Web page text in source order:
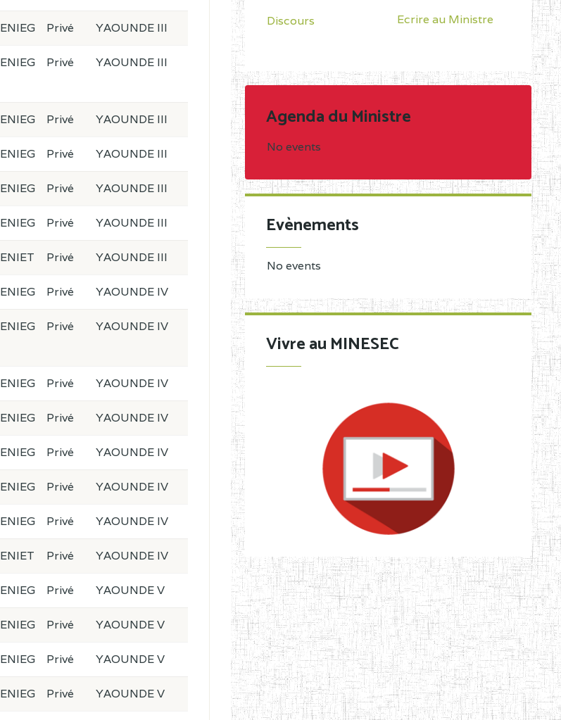
ENIEG Privé YAOUNDE III
ENIEG Privé YAOUNDE III
ENIEG Privé YAOUNDE III
ENIEG Privé YAOUNDE III
ENIEG Privé YAOUNDE III
ENIEG Privé YAOUNDE III
ENIET Privé YAOUNDE III
ENIEG Privé YAOUNDE IV
ENIEG Privé YAOUNDE IV
ENIEG Privé YAOUNDE IV
ENIEG Privé YAOUNDE IV
ENIEG Privé YAOUNDE IV
ENIEG Privé YAOUNDE IV
ENIEG Privé YAOUNDE IV
ENIET Privé YAOUNDE IV
ENIEG Privé YAOUNDE V
ENIEG Privé YAOUNDE V
ENIEG Privé YAOUNDE V
ENIEG Privé YAOUNDE V
Discours Ecrire au Ministre
Agenda du Ministre
No events
Evènements
No events
Vivre au MINESEC